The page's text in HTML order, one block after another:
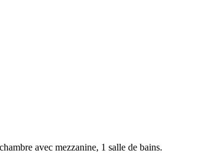
avec mezzanine, 1 salle de bains.